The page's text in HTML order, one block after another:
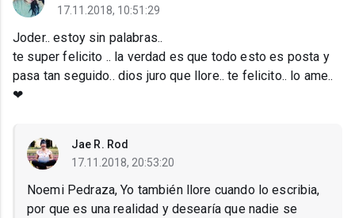
17.11.2018, 10:51:29
Joder.. estoy sin palabras..
te super felicito .. la verdad es que todo esto es posta y
pasa tan seguido.. dios juro que llore.. te felicito.. lo ame..
❤
Jae R. Rod
17.11.2018, 20:53:20
Noemi Pedraza, Yo también llore cuando lo escribia,
por que es una realidad y desearía que nadie se